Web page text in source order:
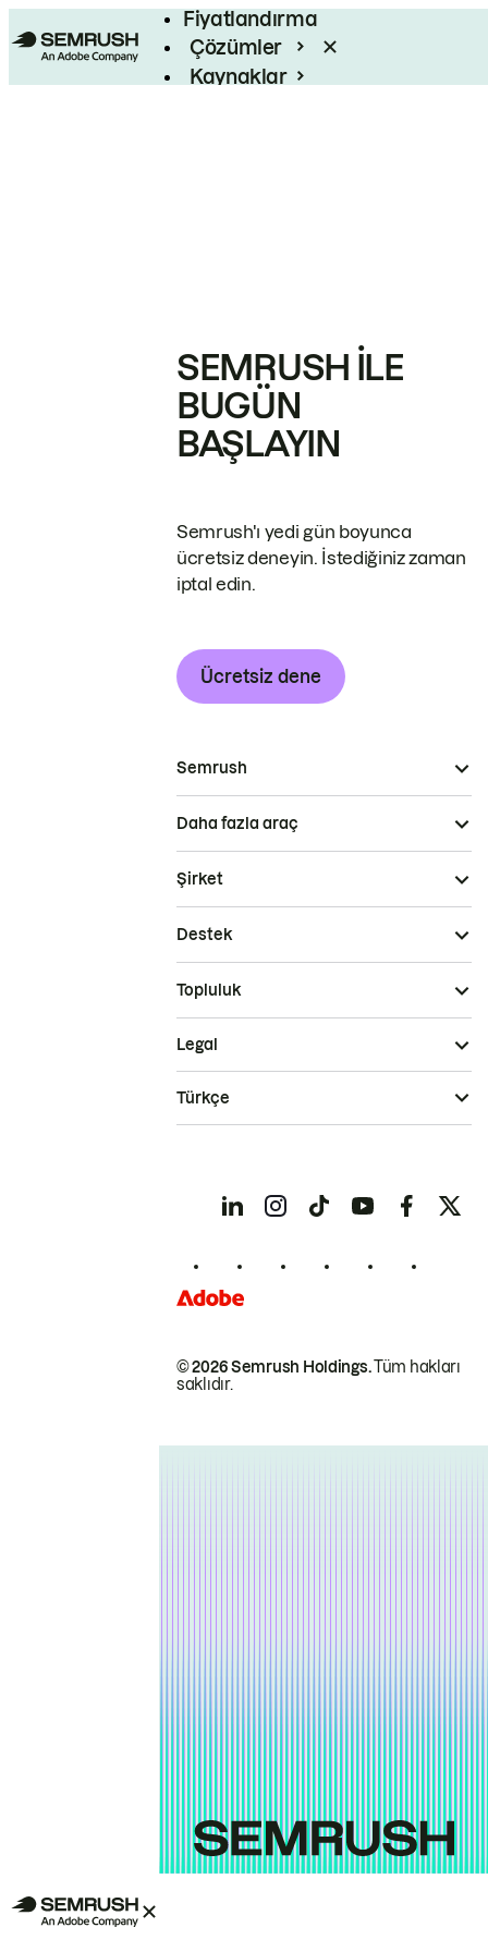
Fiyatlandırma
Çözümler
Kaynaklar
SEMRUSH ILE
BUGÜN
BAŞLAYIN
Semrush'ı yedi gün boyunca
ücretsiz deneyin. İstediğiniz zaman
iptal edin.
Ücretsiz dene
Semrush
Daha fazla araç
Şirket
Destek
Topluluk
© 2026 Semrush Holdings.Tüm hakları
saklıdır.
Legal
Türkçe